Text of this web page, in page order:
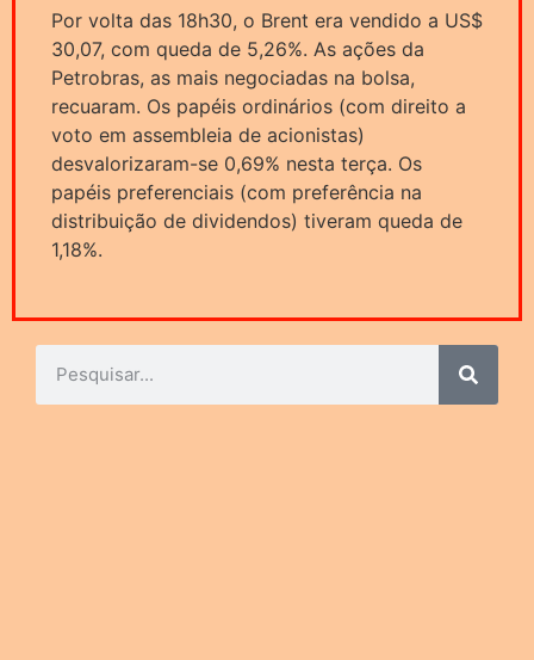
Por volta das 18h30, o Brent era vendido a US$
30,07, com queda de 5,26%. As ações da
Petrobras, as mais negociadas na bolsa,
recuaram. Os papéis ordinários (com direito a
voto em assembleia de acionistas)
desvalorizaram-se 0,69% nesta terça. Os
papéis preferenciais (com preferência na
distribuição de dividendos) tiveram queda de
1,18%.